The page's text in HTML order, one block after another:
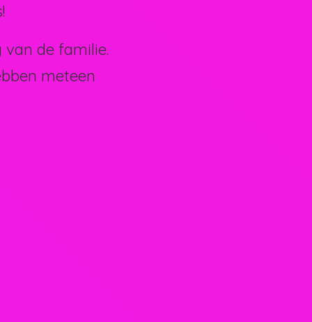
de familie.
meteen